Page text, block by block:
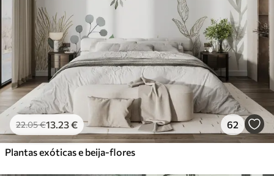
22.05€13.23€ 62
Plantas exóticas e beija-flores